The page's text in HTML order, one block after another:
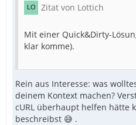
Zitat von Lottich
Mit einer Quick&Dirty-
klar komme).
Rein aus Interesse: was
deinem Kontext machen?
cURL überhaupt helfen hätte
beschreibst 😅 .